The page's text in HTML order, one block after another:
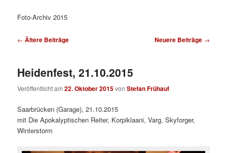
Foto-Archiv 2015
Beitragsnavigation
← Ältere Beiträge Neuere Beiträge →
Heidenfest, 21.10.2015
Veröffentlicht am22. Oktober 2015vonStefan Frühauf
Saarbrücken (Garage), 21.10.2015
mit Die Apokalyptischen Reiter, Korpiklaani, Varg, Skyforger,
Winterstorm